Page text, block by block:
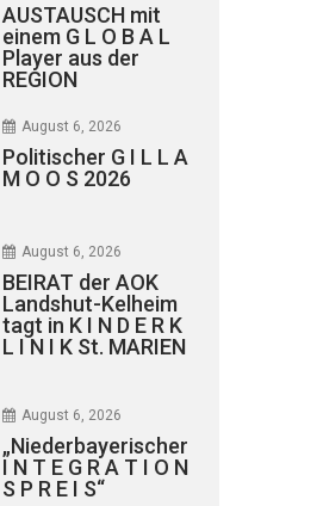
AUSTAUSCH mit
einem G L O B A L
Player aus der
REGION
August 6, 2026
Politischer G I L L A
M O O S 2026
August 6, 2026
BEIRAT der AOK
Landshut-Kelheim
tagt in K I N D E R K
L I N I K St. MARIEN
August 6, 2026
„Niederbayerischer
I N T E G R A T I O N
S P R E I S“